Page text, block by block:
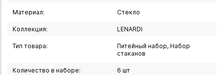
Набор стаканов Lenardi — это воплощение элегантности и
функциональности. Благодаря классическому дизайну и
превосходному качеству исполнения, они станут
незаменимым элементом вашей сервировки и прекрасным
подарком для близких. Создавайте неповторимую
Материал: Стекло
Коллекция: LENARDI
Тип товара:
Питейный набор, Набор
стаканов
Количество в наборе: 6 шт